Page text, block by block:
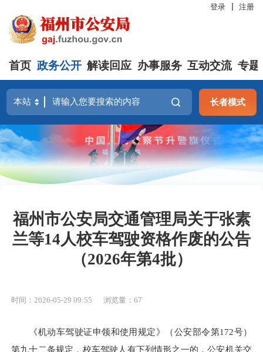
登录 注册
首页 政务公开 解读回应 办事服务 互动交流 专题
长者模式
福州市公安局交通管理局关于张素
兰等14人校车驾驶资格作废的公告
（2026年第4批）
时间：2026-05-29 09:55 浏览量：67
《机动车驾驶证申领和使用规定》（公安部令第172号）
第九十二条规定，校车驾驶人有下列情形之一的，公安机关交